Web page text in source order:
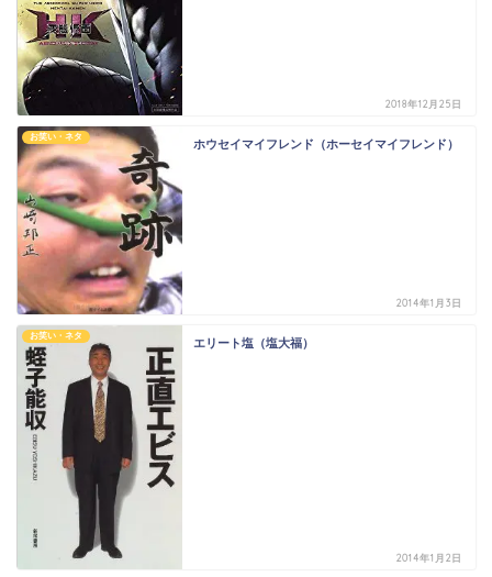
2018年12月25日
お笑い・ネタ
ホウセイマイフレンド（ホーセイマイフレンド）
2014年1月3日
お笑い・ネタ
エリート塩（塩大福）
2014年1月2日